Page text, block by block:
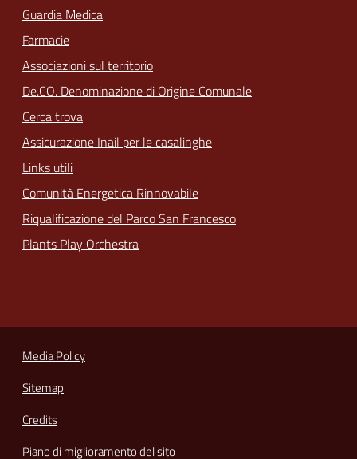
Guardia Medica
Farmacie
Associazioni sul territorio
De.CO. Denominazione di Origine Comunale
Cerca trova
Assicurazione Inail per le casalinghe
Links utili
Comunità Energetica Rinnovabile
Riqualificazione del Parco San Francesco
Plants Play Orchestra
Media Policy
Sitemap
Credits
Piano di miglioramento del sito